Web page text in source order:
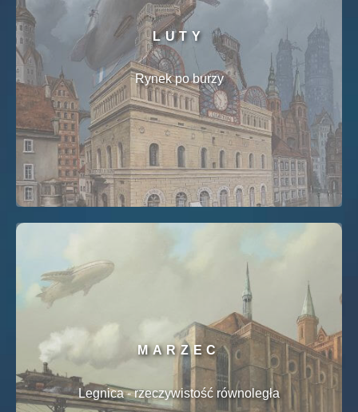
LUTY
Rynek po burzy
MARZEC
Legnica - rzeczywistość równoległa